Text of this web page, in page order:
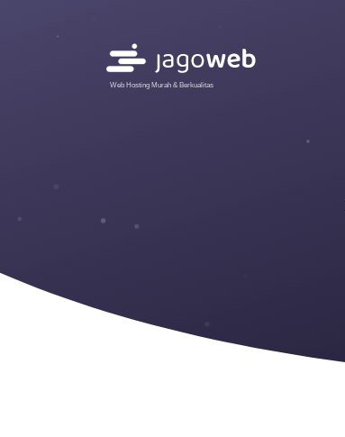
Web Hosting Murah & Berkualitas